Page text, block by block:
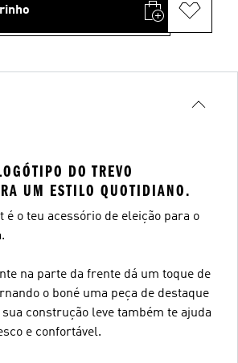
DO TREVO
UM ESTILO QUOTIDIANO.
é o teu acessório de eleição para o
na parte da frente dá um toque de
o boné uma peça de destaque
sua construção leve também te ajuda
e confortável.